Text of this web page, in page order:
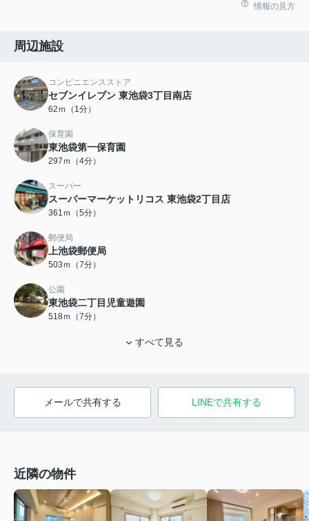
情報の見方
周辺施設
コンビニエンスストア
セブンイレブン 東池袋3丁目南店
62ｍ（1分）
保育園
東池袋第一保育園
297ｍ（4分）
スーパー
スーパーマーケットリコス 東池袋2丁目店
361ｍ（5分）
郵便局
上池袋郵便局
503ｍ（7分）
公園
東池袋二丁目児童遊園
518ｍ（7分）
すべて見る
メールで共有する LINEで共有する
近隣の物件